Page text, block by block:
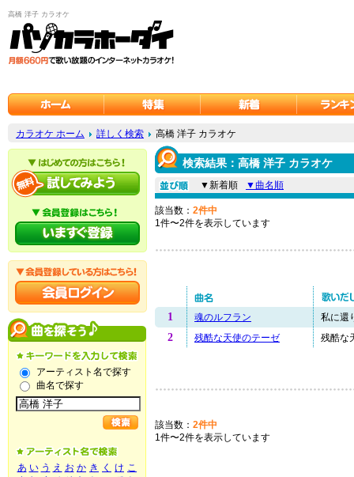
高橋 洋子 カラオケ
カラオケ ホーム 詳しく検索 高橋 洋子 カラオケ
アーティスト名で探す
曲名で探す
あ い う え お か き く け こ
検索結果：高橋 洋子 カラオケ
▼新着順 ▼曲名順
該当数： 2件中
1件〜2件を表示しています
1 魂のルフラン 私に還
2 残酷な天使のテーゼ 残酷な
該当数： 2件中
1件〜2件を表示しています